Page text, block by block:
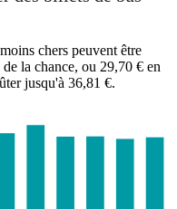
Saverne
chers peuvent être
la chance, ou 29,70 € en
jusqu'à 36,81 €.